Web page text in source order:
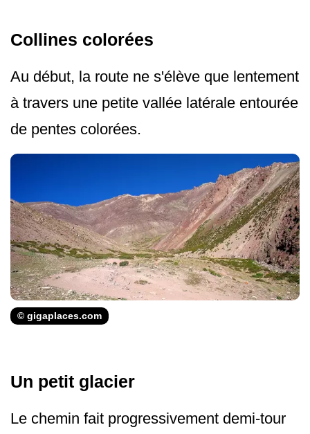
Collines colorées
Au début, la route ne s'élève que lentement
à travers une petite vallée latérale entourée
de pentes colorées.
© gigaplaces.com
Un petit glacier
Le chemin fait progressivement demi-tour